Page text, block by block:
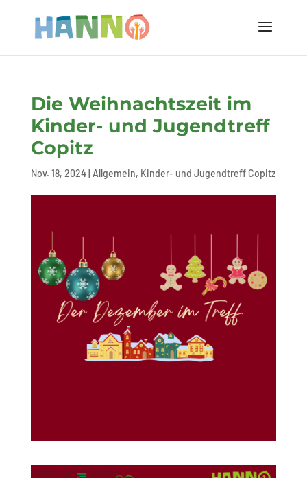
Die Weihnachtszeit im
Kinder- und Jugendtreff
Copitz
Nov. 18, 2024| Allgemein, Kinder- und Jugendtreff Copitz